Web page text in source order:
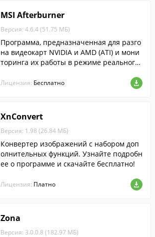
MSI Afterburner
Версия: 4.6.4 (51.75 МБ)
Программа, предназначенная для разго
на видеокарт NVIDIA и AMD (ATI) и мони
торинга их работы в режиме реального
Лицензия: Бесплатно
XnConvert
Версия: 1.98 (26.84 МБ)
Конвертер изображений с набором доп
олнительных функций. Узнайте подробн
ее о программе и скачайте бесплатно!
Лицензия: Платно
Zona
Версия: 3.0.0.8 (182.97 МБ)